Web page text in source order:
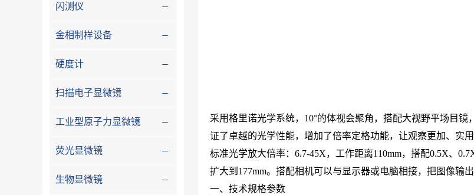
闪测仪
金相制样设备
硬度计
扫描电子显微镜
工业型原子力显微镜
荧光显微镜
生物显微镜
采用格里诺光学系统，10°的体视会聚角，搭配大视野平场目
证了卓越的光学性能，增加了倍率定格功能，让观察更加、实用
标准光学放大倍率：6.7-45X，工作距离110mm，搭配0.5X、
扩大到177mm。搭配相机可以与显示器或电脑相接，把图像输
一、技术规格参数